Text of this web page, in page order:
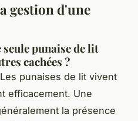
gestion d'une
punaise de lit
cachées ?
punaises de lit vivent
efficacement. Une
la présence